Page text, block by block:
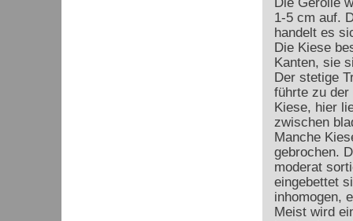
1-5 cm auf.
handelt es
Die Kiese
Kanten, sie
Der stetige
führte zu der
Kiese, hier
zwischen
Manche
gebrochen.
moderat
eingebettet
inhomogen,
Meist wird